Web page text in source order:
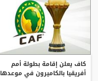
كاف يعلن إقامة بطولة أمم
أفريقيا بالكاميرون في موعدها